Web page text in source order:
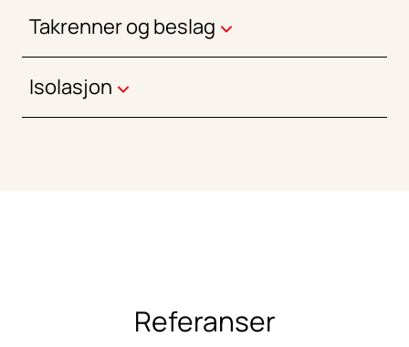
Takrenner og beslag
Isolasjon
Referanser